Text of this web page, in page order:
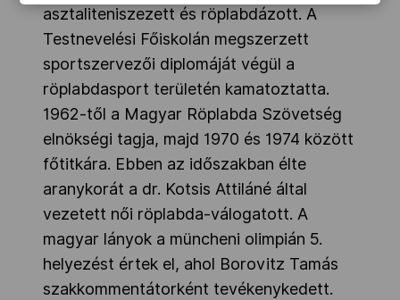
asztaliteniszezett és röplabdázott. A
Testnevelési Főiskolán megszerzett
sportszervezői diplomáját végül a
röplabdasport területén kamatoztatta.
1962-től a Magyar Röplabda Szövetség
elnökségi tagja, majd 1970 és 1974 között
főtitkára. Ebben az időszakban élte
aranykorát a dr. Kotsis Attiláné által
vezetett női röplabda-válogatott. A
magyar lányok a müncheni olimpián 5.
helyezést értek el, ahol Borovitz Tamás
szakkommentátorként tevékenykedett.